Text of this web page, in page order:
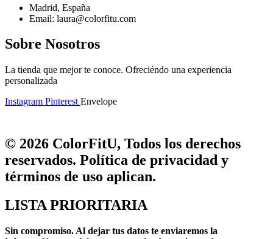
Madrid, España
Email: laura@colorfitu.com
Sobre Nosotros
La tienda que mejor te conoce. Ofreciéndo una experiencia
personalizada
Instagram Pinterest Envelope
© 2026 ColorFitU, Todos los derechos
reservados. Política de privacidad y
términos de uso aplican.
LISTA PRIORITARIA
Sin compromiso. Al dejar tus datos te enviaremos la